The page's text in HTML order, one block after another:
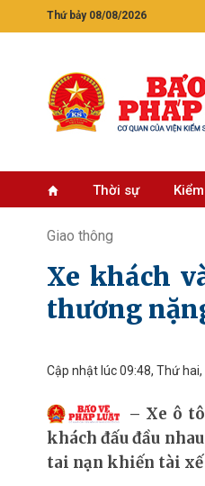
Thứ bảy 08/08/2026
Thời sự
Giao thông
Xe khách
thương
Cập nhật lúc 09:48, Thứ
Xe ô
khách đấu đầu
tai nạn khiến tài